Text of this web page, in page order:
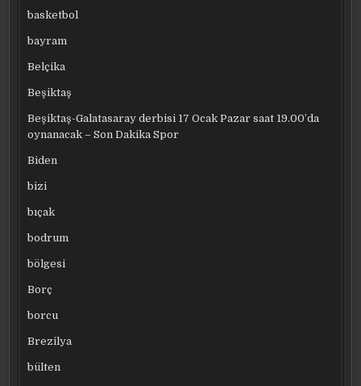
basketbol
bayram
Belçika
Beşiktaş
Beşiktaş-Galatasaray derbisi 17 Ocak Pazar saat 19.00’da
oynanacak – Son Dakika Spor
Biden
bizi
bıçak
bodrum
bölgesi
Borç
borcu
Brezilya
bülten